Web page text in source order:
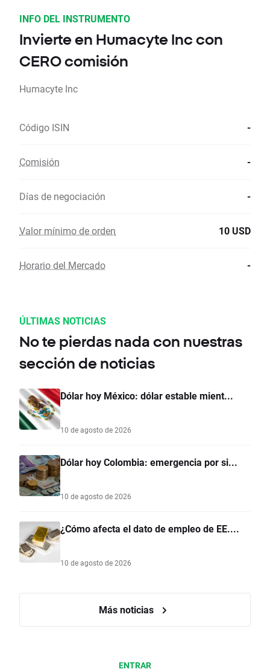
INFO DEL INSTRUMENTO
Invierte en Humacyte Inc con
CERO comisión
Humacyte Inc
Código ISIN -
Comisión -
Días de negociación -
Valor mínimo de orden 10 USD
Horario del Mercado -
ÚLTIMAS NOTICIAS
No te pierdas nada con nuestras
sección de noticias
Dólar hoy México: dólar estable mient...
10 de agosto de 2026
Dólar hoy Colombia: emergencia por si...
10 de agosto de 2026
¿Cómo afecta el dato de empleo de EE....
10 de agosto de 2026
Más noticias
ENTRAR